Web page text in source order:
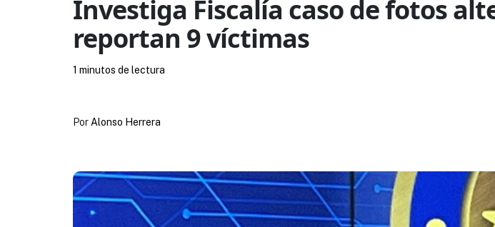
Investiga Fiscalía caso de fotos
reportan 9 víctimas
Por Alonso Herrera
1 minutos de lectura